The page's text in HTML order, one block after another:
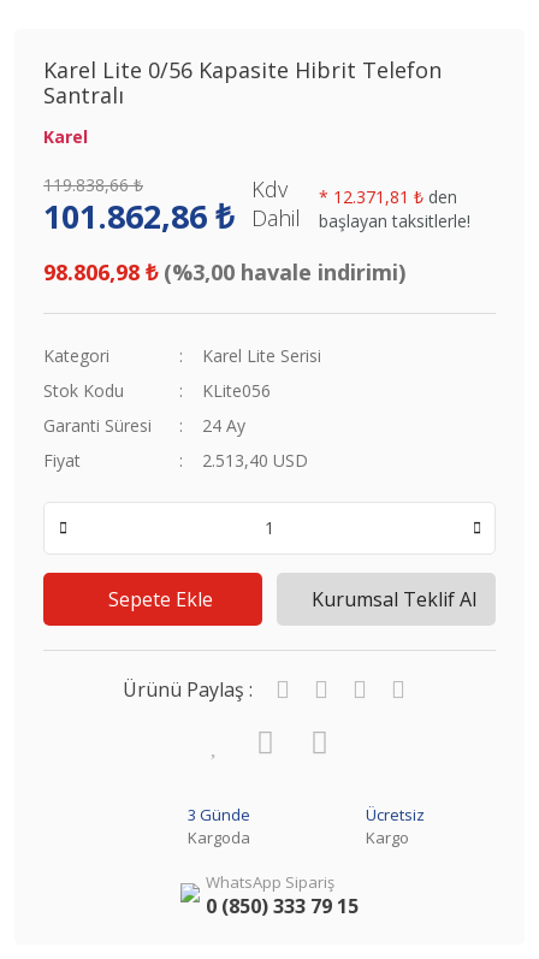
Karel Lite 0/56 Kapasite Hibrit Telefon
Santralı
Karel
119.838,66 ₺
101.862,86 ₺
Kdv
Dahil
* 12.371,81 ₺ den
başlayan taksitlerle!
98.806,98 ₺ (%3,00 havale indirimi)
Kategori
Karel Lite Serisi
Stok Kodu
KLite056
Garanti Süresi
24 Ay
Fiyat
2.513,40 USD
Sepete Ekle Kurumsal Teklif Al
Ürünü Paylaş :
3 Günde
Kargoda
Ücretsiz
Kargo
WhatsApp Sipariş
0 (850) 333 79 15